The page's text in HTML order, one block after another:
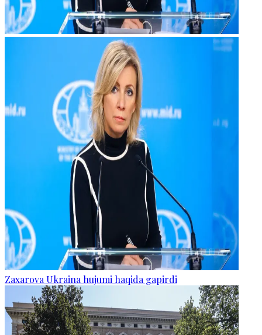
Zaxarova Ukraina hujumi haqida gapirdi